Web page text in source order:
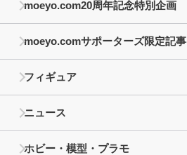
moeyo.com20周年記念特別企画
moeyo.comサポーターズ限定記事
フィギュア
ニュース
ホビー・模型・プラモ